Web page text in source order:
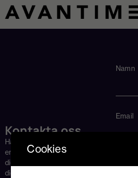
Kontakta oss
Har du en idé, ett projekt eller
en utmaning att lösa? Hör av
dig – vi finns här för att hjälpa
dig vidare.
Namn
Email
Cookies